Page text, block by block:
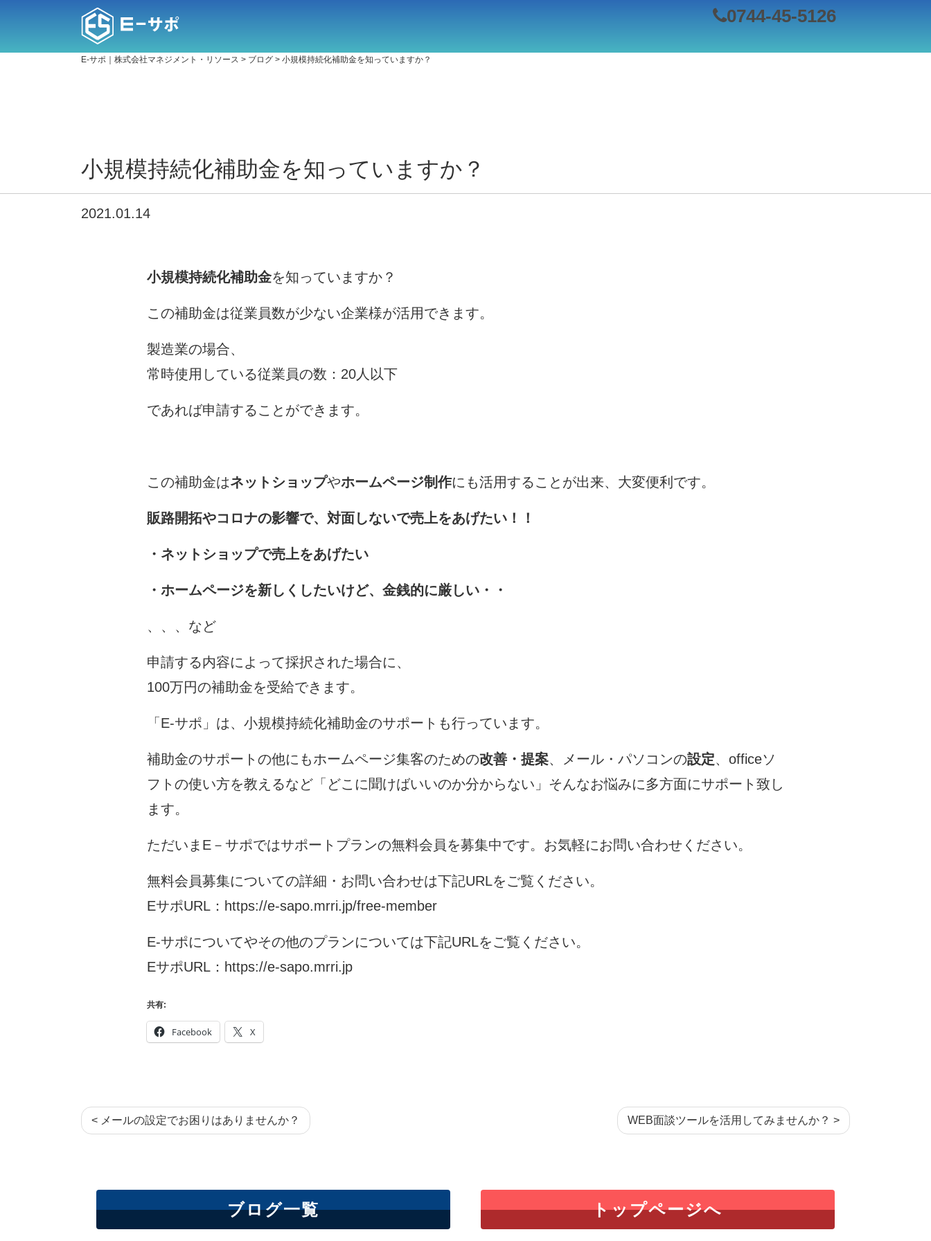
0744-45-5126
E-サポ｜株式会社マネジメント・リソース > ブログ > 小規模持続化補助金を知っていますか？
小規模持続化補助金を知っていますか？
2021.01.14
小規模持続化補助金を知っていますか？
この補助金は従業員数が少ない企業様が活用できます。
製造業の場合、
常時使用している従業員の数：20人以下
であれば申請することができます。
この補助金はネットショップやホームページ制作にも活用することが出来、大変便利です。
販路開拓やコロナの影響で、対面しないで売上をあげたい！！
・ネットショップで売上をあげたい
・ホームページを新しくしたいけど、金銭的に厳しい・・
、、、など
申請する内容によって採択された場合に、
100万円の補助金を受給できます。
「E-サポ」は、小規模持続化補助金のサポートも行っています。
補助金のサポートの他にもホームページ集客のための改善・提案、メール・パソコンの設定、officeソ
フトの使い方を教えるなど「どこに聞けばいいのか分からない」そんなお悩みに多方面にサポート致し
ます。
ただいまE－サポではサポートプランの無料会員を募集中です。お気軽にお問い合わせください。
無料会員募集についての詳細・お問い合わせは下記URLをご覧ください。
EサポURL： https://e-sapo.mrri.jp/free-member
E-サポについてやその他のプランについては下記URLをご覧ください。
EサポURL： https://e-sapo.mrri.jp
共有:
Facebook X
< メールの設定でお困りはありませんか？ WEB面談ツールを活用してみませんか？ >
ブログ一覧 トップページへ